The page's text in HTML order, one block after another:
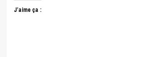
J’aime ça :